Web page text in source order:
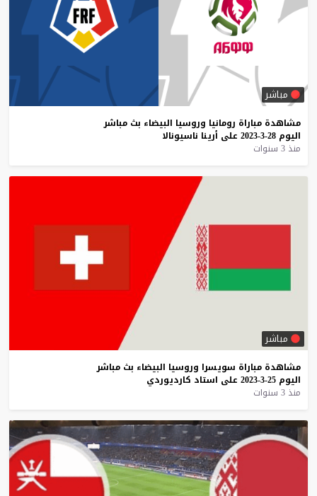
مباشر
مشاهدة مباراة رومانيا وروسيا البيضاء بث مباشر
اليوم 28-3-2023 على أرينا ناسيونالا
منذ 3 سنوات
مباشر
مشاهدة مباراة سويسرا وروسيا البيضاء بث مباشر
اليوم 25-3-2023 على استاد كارديوردي
منذ 3 سنوات